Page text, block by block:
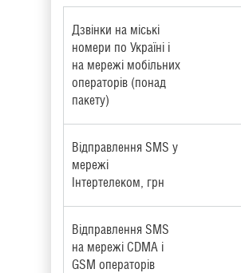
Дзвінки на міські
номери по Україні і
на мережі мобільних
операторів (понад
пакету)
Відправлення SMS у
мережі
Інтертелеком, грн
Відправлення SMS
на мережі CDMA і
GSM операторів